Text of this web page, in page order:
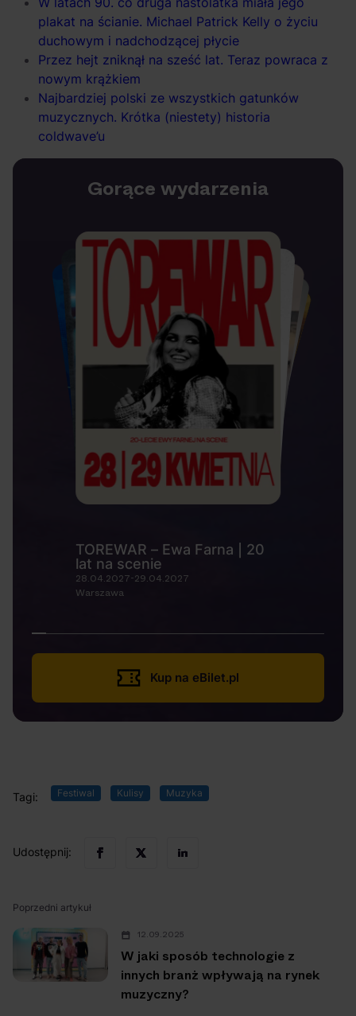
plakat na ścianie. Michael Patrick Kelly o życiu
duchowym i nadchodzącej płycie
Przez hejt zniknął na sześć lat. Teraz powraca z
nowym krążkiem
Najbardziej polski ze wszystkich gatunków
muzycznych. Krótka (niestety) historia
coldwave’u
Gorące wydarzenia
TOREWAR – Ewa Farna | 20
lat na scenie
28.04.2027-29.04.2027
Warszawa
Kup na eBilet.pl
Tagi: Festiwal Kulisy Muzyka
Udostępnij:
Poprzedni artykuł
12.09.2025
W jaki sposób technologie z
innych branż wpływają na rynek
muzyczny?